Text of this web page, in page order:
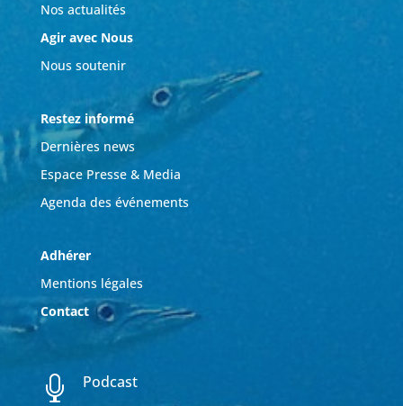
Nos actualités
Agir avec Nous
Nous soutenir
Restez informé
Dernières news
Espace Presse & Media
Agenda des événements
Adhérer
Mentions légales
Contact
 Podcast